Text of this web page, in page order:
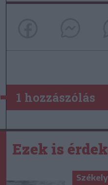
1 hozzászólás
Ezek is